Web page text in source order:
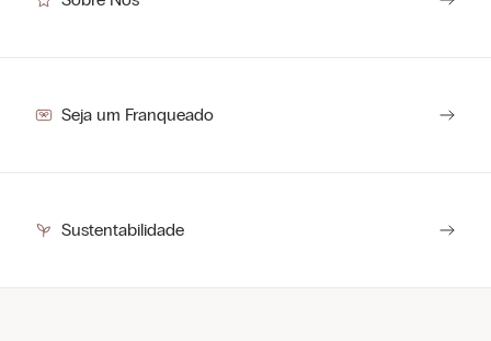
Seja um Franqueado
Sustentabilidade